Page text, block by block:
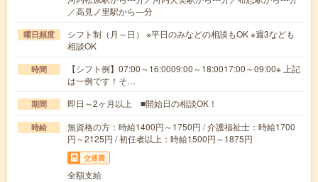
／高見ノ里駅から---分
曜日頻度
シフト制（月～日） ※平日のみなどの相談もOK ※週3なども
相談OK
時間
【シフト例】07:00～16:0009:00～18:0017:00～09:00※ 上記
は一例です！そ…
期間 即日～2ヶ月以上 ■開始日の相談OK！
時給
無資格の方：時給1400円～1750円 / 介護福祉士：時給1700
円～2125円 / 初任者以上：時給1500円～1875円
交通費
全額支給